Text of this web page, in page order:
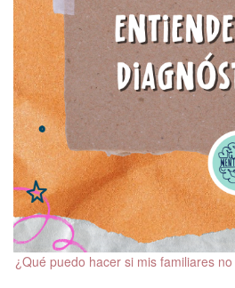
¿Qué puedo hacer si mis familiares